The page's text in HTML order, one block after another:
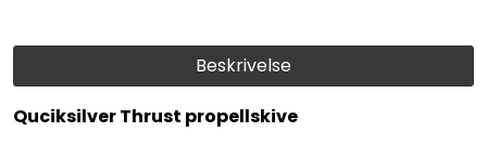
Beskrivelse
Quciksilver Thrust propellskive